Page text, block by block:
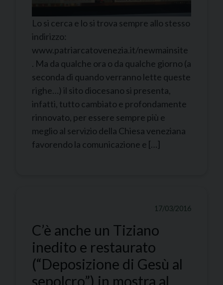
Lo si cerca e lo si trova sempre allo stesso
indirizzo:
www.patriarcatovenezia.it/newmainsite
. Ma da qualche ora o da qualche giorno (a
seconda di quando verranno lette queste
righe…) il sito diocesano si presenta,
infatti, tutto cambiato e profondamente
rinnovato, per essere sempre più e
meglio al servizio della Chiesa veneziana
favorendo la comunicazione e […]
17/03/2016
C’è anche un Tiziano
inedito e restaurato
(“Deposizione di Gesù al
sepolcro”) in mostra al